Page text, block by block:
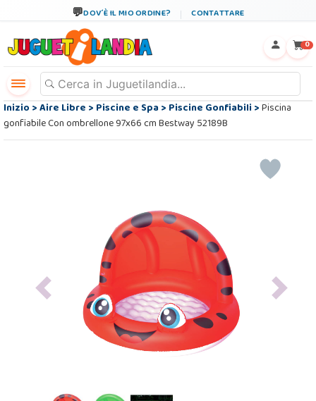
DOV´È IL MIO ORDINE? CONTATTARE
0
Inizio>Aire Libre>Piscine e Spa>Piscine Gonfiabili>Piscina
gonfiabile Con ombrellone 97x66 cm Bestway 52189B
Previous Next